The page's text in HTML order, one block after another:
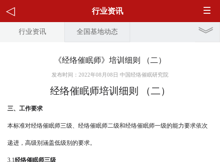
行业资讯
行业资讯 全国基地动态
《经络催眠师》培训细则 （二）
发布时间：2022年08月08日 中国经络催眠研究院
经络催眠师培训细则 （二）
三、工作要求
本标准对经络催眠师三级、经络催眠师二级和经络催眠师一级的能力要求依次
递进，高级别涵盖低级别的要求。
3.1经络催眠师三级